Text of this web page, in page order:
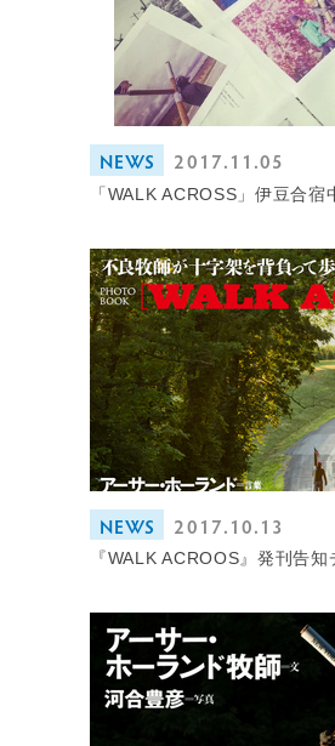
NEWS
2017.11.05
「WALK ACROSS」伊豆合宿
NEWS
2017.10.13
『WALK ACROOS』発刊告